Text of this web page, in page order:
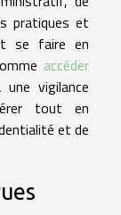
pratiques et
se faire en
accéder
vigilance
tout en
et de